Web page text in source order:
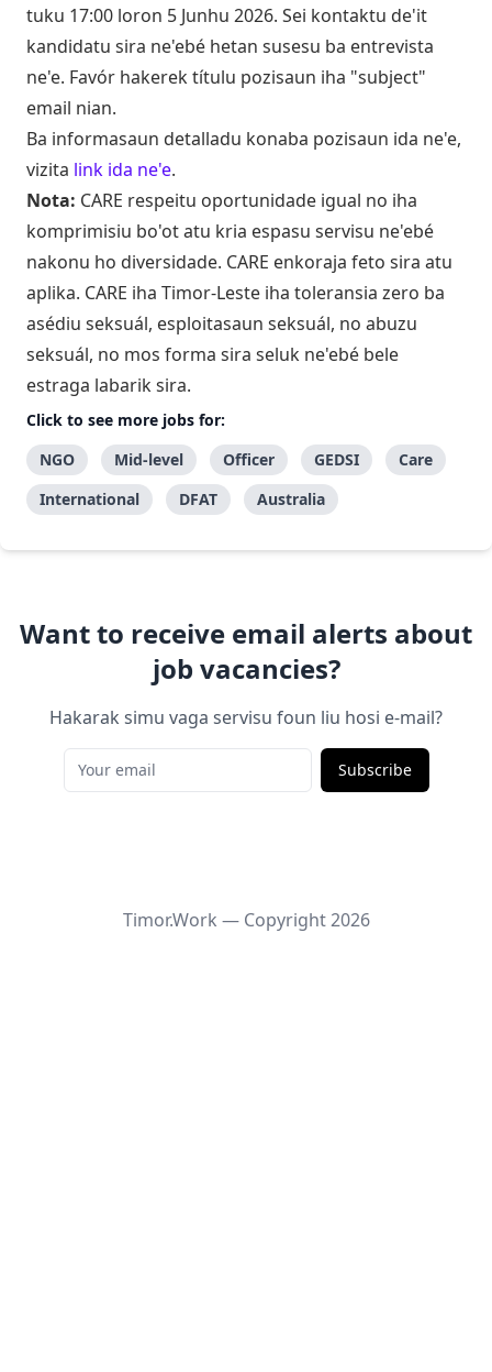
tuku 17:00 loron 5 Junhu 2026. Sei kontaktu de'it
kandidatu sira ne'ebé hetan susesu ba entrevista
ne'e. Favór hakerek títulu pozisaun iha "subject"
email nian.
Ba informasaun detalladu konaba pozisaun ida ne'e,
vizita link ida ne'e.
Nota: CARE respeitu oportunidade igual no iha
komprimisiu bo'ot atu kria espasu servisu ne'ebé
nakonu ho diversidade. CARE enkoraja feto sira atu
aplika. CARE iha Timor-Leste iha toleransia zero ba
asédiu seksuál, esploitasaun seksuál, no abuzu
seksuál, no mos forma sira seluk ne'ebé bele
estraga labarik sira.
Click to see more jobs for:
NGO
Mid-level Officer GEDSI
Care
International
DFAT Australia
Want to receive email alerts about
job vacancies?
Hakarak simu vaga servisu foun liu hosi e-mail?
Subscribe
Timor.Work — Copyright2026